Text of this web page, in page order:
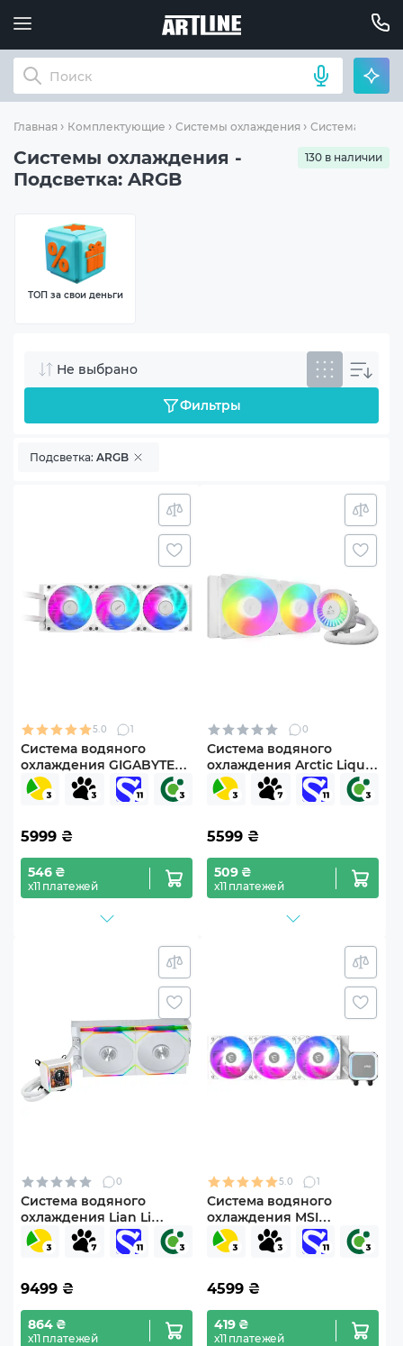
Главная Комплектующие Системы охлаждения Система
Системы охлаждения -
Подсветка: ARGB
130 в наличии
ТОП за свои деньги
Не выбрано
Фильтры
Подсветка: ARGB
5.0 1
Система водяного
охлаждения GIGABYTE
AORUS WATERFORCEII
360ICE
5999 ₴
546 ₴
х11 платежей
0
Система водяного
охлаждения Arctic Liquid
Freezer III Pro 280 A-RGB
White (ACFRE00187A)
5599 ₴
509 ₴
х11 платежей
0
Система водяного
охлаждения Lian Li
Galahad GA II LCD TL 280
White
9499 ₴
864 ₴
х11 платежей
5.0 1
Система водяного
охлаждения MSI
CORELIQUID A13 360
WHITE
4599 ₴
419 ₴
х11 платежей